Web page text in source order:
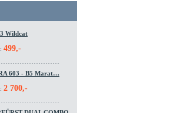
Wildcat
499,-
603 - B5 Marat…
2 700,-